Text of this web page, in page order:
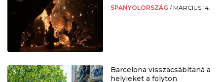
SPANYOLORSZÁG / MÁRCIUS 14.
Barcelona visszacsábítaná a
helyieket a folyton